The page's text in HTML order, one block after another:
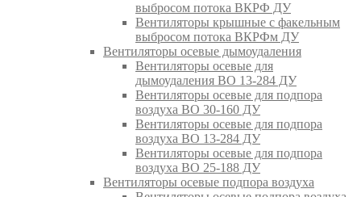
выбросом потока ВКРФ ДУ
Вентиляторы крышные с факельным
выбросом потока ВКРФм ДУ
Вентиляторы осевые дымоудаления
Вентиляторы осевые для
дымоудаления ВО 13-284 ДУ
Вентиляторы осевые для подпора
воздуха ВО 30-160 ДУ
Вентиляторы осевые для подпора
воздуха ВО 13-284 ДУ
Вентиляторы осевые для подпора
воздуха ВО 25-188 ДУ
Вентиляторы осевые подпора воздуха